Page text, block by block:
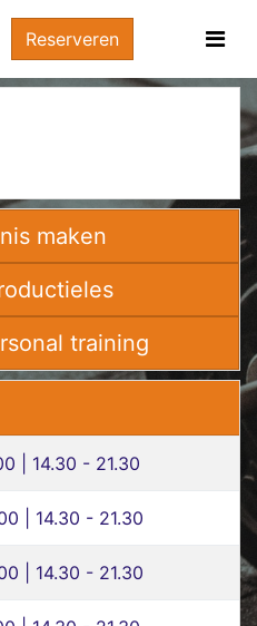
Reserveren
maken
training
| 14.30 - 21.30
| 14.30 - 21.30
| 14.30 - 21.30